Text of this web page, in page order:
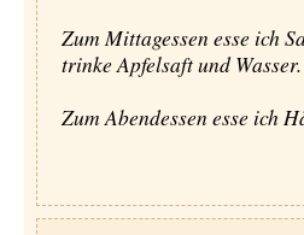
Zum Mittagessen esse ich
trinke Apfelsaft und Wasser.
Zum Abendessen esse ich